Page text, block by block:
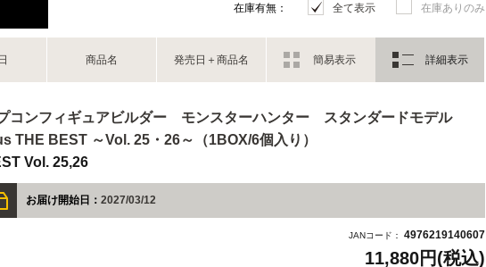
在庫有無： 全て表示 在庫ありのみ
商品名 発売日＋商品名 簡易表示 詳細表示
コンフィギュアビルダー モンスターハンター スタンダードモデル
THE BEST ～Vol. 25・26～（1BOX/6個入り）
Vol. 25,26
お届け開始日： 2027/03/12
JANコード： 4976219140607
11,880円(税込)